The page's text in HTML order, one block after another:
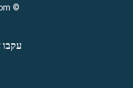
© Ticket-Compare.com
עקבו